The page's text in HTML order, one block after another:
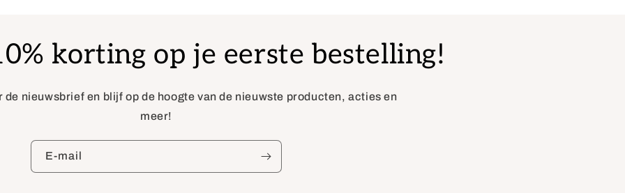
korting op je eerste bestelling!
de nieuwsbrief en blijf op de hoogte van de nieuwste producten, acties en
meer!
E‑mail